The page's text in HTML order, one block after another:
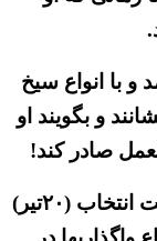
و با انواع سیخ
و بگویند او
صادر کند!
البته بقایای دولت رئیسی، چنان که سایت انتخاب (۲۰تیر)